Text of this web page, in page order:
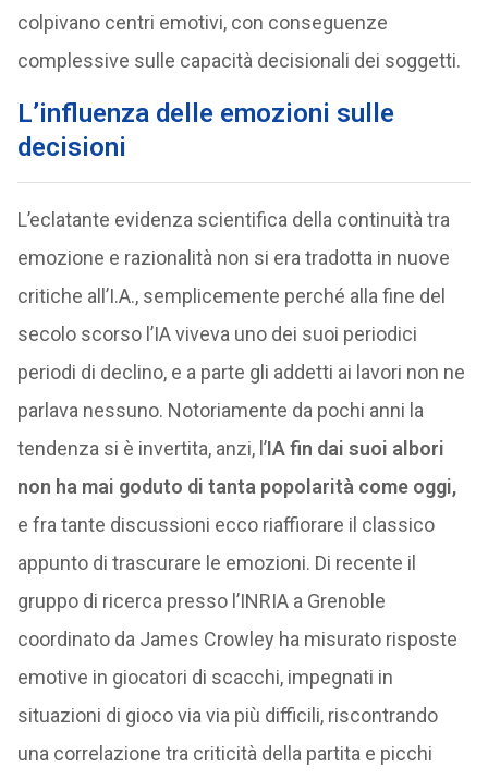
colpivano centri emotivi, con conseguenze
complessive sulle capacità decisionali dei soggetti.
L’influenza delle emozioni sulle
decisioni
L’eclatante evidenza scientifica della continuità tra
emozione e razionalità non si era tradotta in nuove
critiche all’I.A., semplicemente perché alla fine del
secolo scorso l’IA viveva uno dei suoi periodici
periodi di declino, e a parte gli addetti ai lavori non ne
parlava nessuno. Notoriamente da pochi anni la
tendenza si è invertita, anzi, l’IA fin dai suoi albori
non ha mai goduto di tanta popolarità come oggi,
e fra tante discussioni ecco riaffiorare il classico
appunto di trascurare le emozioni. Di recente il
gruppo di ricerca presso l’INRIA a Grenoble
coordinato da James Crowley ha misurato risposte
emotive in giocatori di scacchi, impegnati in
situazioni di gioco via via più difficili, riscontrando
una correlazione tra criticità della partita e picchi